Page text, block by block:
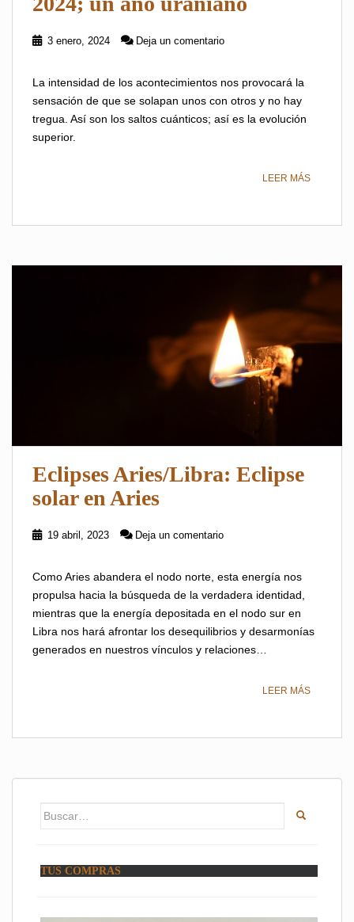
3 enero, 2024 Deja un comentario
La intensidad de los acontecimientos nos provocará la
sensación de que se solapan unos con otros y no hay
tregua. Así son los saltos cuánticos; así es la evolución
superior.
LEER MÁS
Eclipses Aries/Libra: Eclipse
solar en Aries
19 abril, 2023 Deja un comentario
Como Aries abandera el nodo norte, esta energía nos
propulsa hacia la búsqueda de la verdadera identidad,
mientras que la energía depositada en el nodo sur en
Libra nos hará afrontar los desequilibrios y desarmonías
generados en nuestros vínculos y relaciones…
LEER MÁS
Buscar:
TUS COMPRAS